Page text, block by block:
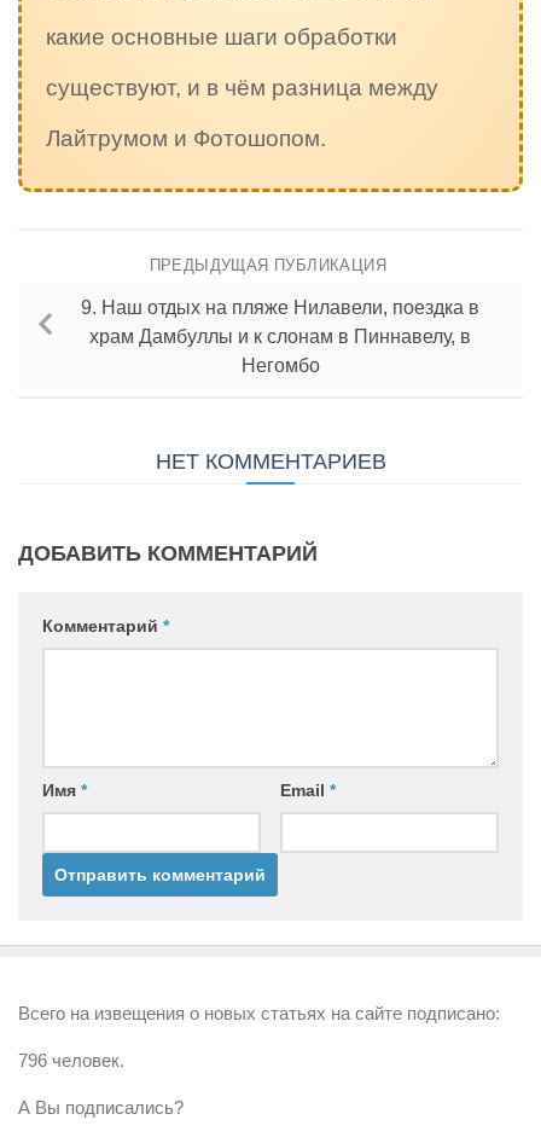
какие основные шаги обработки
существуют, и в чём разница между
Лайтрумом и Фотошопом.
ПРЕДЫДУЩАЯ ПУБЛИКАЦИЯ
9. Наш отдых на пляже Нилавели, поездка в
храм Дамбуллы и к слонам в Пиннавелу, в
Негомбо
НЕТ КОММЕНТАРИЕВ
ДОБАВИТЬ КОММЕНТАРИЙ
Комментарий *
Имя * Email *
Всего на извещения о новых статьях на сайте подписано:
796 человек.
А Вы подписались?